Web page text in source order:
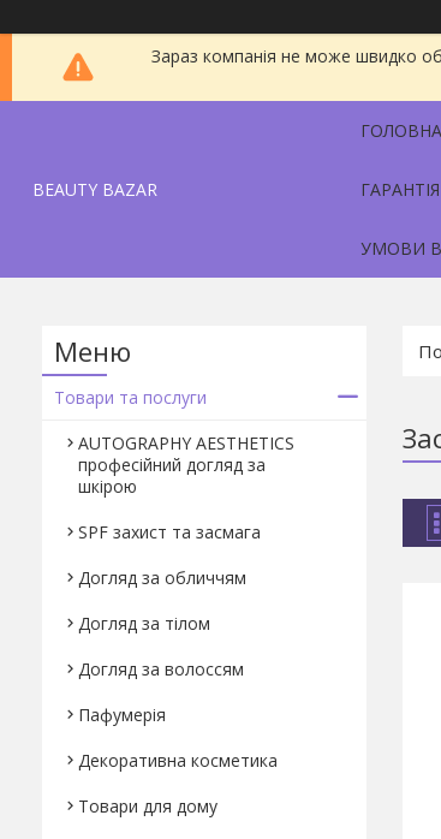
Зараз компанія не може швидко
BEAUTY BAZAR
ГОЛОВНА
УМОВИ
Товари та послуги
AUTOGRAPHY AESTHETICS
професійний догляд за
шкірою
SPF захист та засмага
Догляд за обличчям
Догляд за тілом
Догляд за волоссям
Пафумерія
Декоративна косметика
Товари для дому